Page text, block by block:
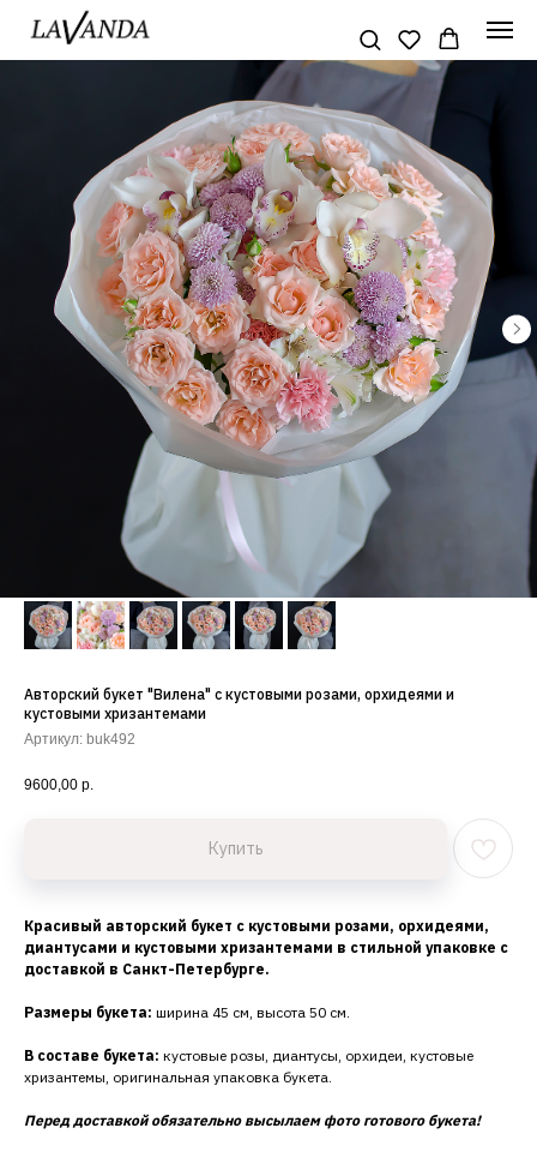
Авторский букет "Вилена" с кустовыми розами, орхидеями и
кустовыми хризантемами
Артикул: buk492
9600,00 р.
Купить
Красивый авторский букет с кустовыми розами, орхидеями,
диантусами и кустовыми хризантемами в стильной упаковке с
доставкой в Санкт-Петербурге.
Размеры букета: ширина 45 см, высота 50 см.
В составе букета: кустовые розы, диантусы, орхидеи, кустовые
хризантемы, оригинальная упаковка букета.
Перед доставкой обязательно высылаем фото готового букета!